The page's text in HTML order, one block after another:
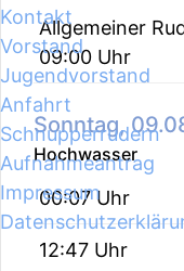
Kontakt
Vorstand
Jugendvorstand
Anfahrt
Schnupperrudern
Aufnahmeantrag
Impressum
Allgemeiner
09:00 Uhr
Sonntag,
Hochwasser
00:07 Uhr
12:47 Uhr